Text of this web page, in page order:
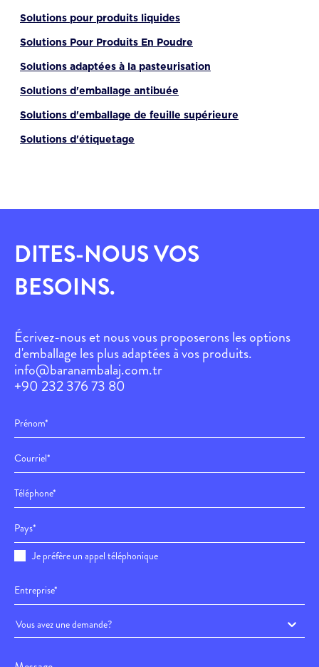
Solutions pour produits liquides
Solutions Pour Produits En Poudre
Solutions adaptées à la pasteurisation
Solutions d'emballage antibuée
Solutions d'emballage de feuille supérieure
Solutions d'étiquetage
DITES-NOUS VOS
BESOINS.
Écrivez-nous et nous vous proposerons les options
d'emballage les plus adaptées à vos produits.
info@baranambalaj.com.tr
+90 232 376 73 80
Je préfère un appel téléphonique
Vous avez une demande?